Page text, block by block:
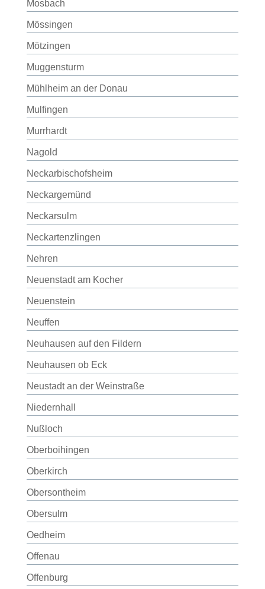
Mosbach
Mössingen
Mötzingen
Muggensturm
Mühlheim an der Donau
Mulfingen
Murrhardt
Nagold
Neckarbischofsheim
Neckargemünd
Neckarsulm
Neckartenzlingen
Nehren
Neuenstadt am Kocher
Neuenstein
Neuffen
Neuhausen auf den Fildern
Neuhausen ob Eck
Neustadt an der Weinstraße
Niedernhall
Nußloch
Oberboihingen
Oberkirch
Obersontheim
Obersulm
Oedheim
Offenau
Offenburg